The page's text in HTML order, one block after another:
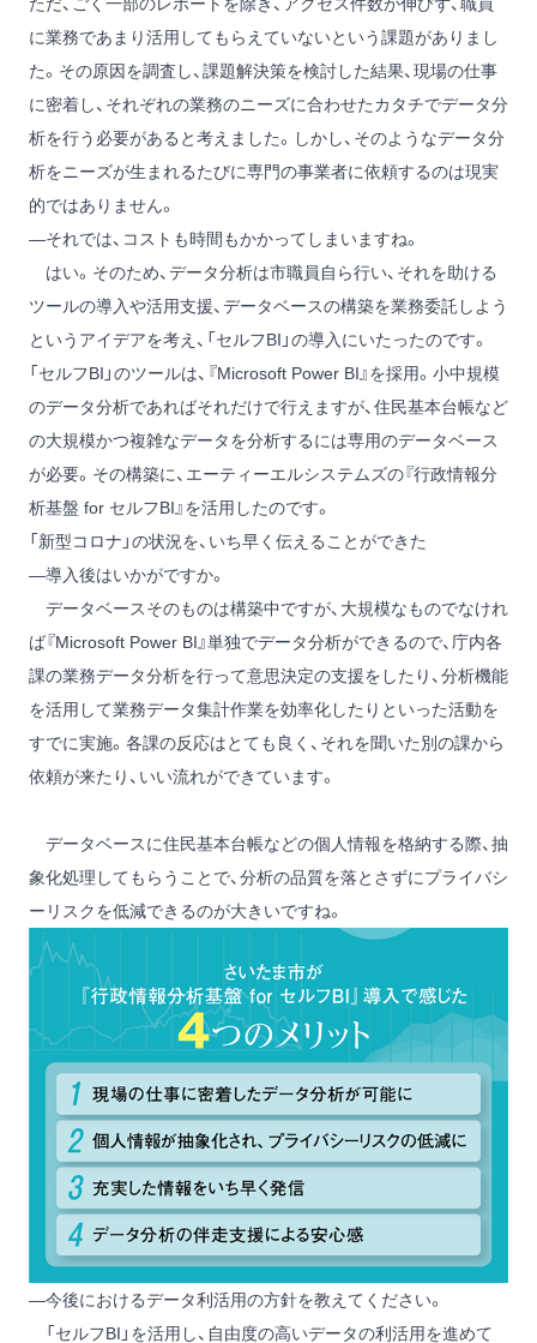
に業務であまり活用してもらえていないという課題がありまし
た。その原因を調査し、課題解決策を検討した結果、現場の仕事
に密着し、それぞれの業務のニーズに合わせたカタチでデータ分
析を行う必要があると考えました。しかし、そのようなデータ分
析をニーズが生まれるたびに専門の事業者に依頼するのは現実
的ではありません。
―それでは、コストも時間もかかってしまいますね。
はい。そのため、データ分析は市職員自ら行い、それを助ける
ツールの導入や活用支援、データベースの構築を業務委託しよう
というアイデアを考え、「セルフBI」の導入にいたったのです。
「セルフBI」のツールは、『Microsoft Power BI』を採用。小中規模
のデータ分析であればそれだけで行えますが、住民基本台帳など
の大規模かつ複雑なデータを分析するには専用のデータベース
が必要。その構築に、エーティーエルシステムズの『行政情報分
析基盤 for セルフBI』を活用したのです。
「新型コロナ」の状況を、いち早く伝えることができた
―導入後はいかがですか。
データベースそのものは構築中ですが、大規模なものでなけれ
ば『Microsoft Power BI』単独でデータ分析ができるので、庁内各
課の業務データ分析を行って意思決定の支援をしたり、分析機能
を活用して業務データ集計作業を効率化したりといった活動を
すでに実施。各課の反応はとても良く、それを聞いた別の課から
依頼が来たり、いい流れができています。
データベースに住民基本台帳などの個人情報を格納する際、抽
象化処理してもらうことで、分析の品質を落とさずにプライバシ
ーリスクを低減できるのが大きいですね。
―今後におけるデータ利活用の方針を教えてください。
「セルフBI」を活用し、自由度の高いデータの利活用を進めて